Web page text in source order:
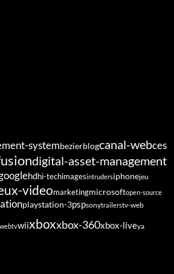
systembezierblogcanal-webces
digital-asset-management
hdhi-techimagesintrudersiphonejeu
videomarketingmicrosoftopen-source
playstation-3pspsonytrailerstv-web
webtvwiixboxxbox-360xbox-liveya